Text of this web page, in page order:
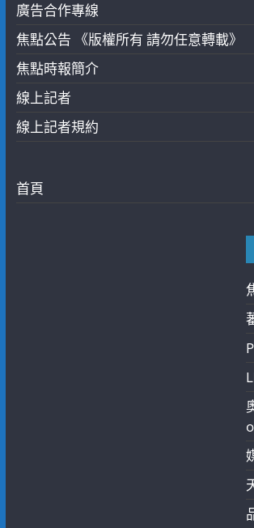
廣告合作專線
焦點公告 《版權所有 請勿任意轉載》
焦點時報簡介
線上記者
線上記者規約
首頁